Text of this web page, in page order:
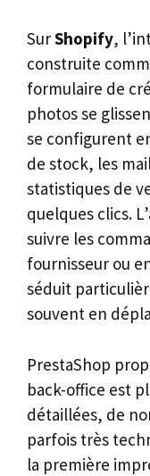
SurShopify,
construite
formulaire de
photos se
se configurent
de stock, les
statistiques de
quelques clics.
suivre les
fournisseur ou
séduit
souvent en
PrestaShop
back-office est
détaillées, de
parfois très
la première